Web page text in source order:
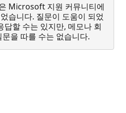
Microsoft 지원 커뮤니티에
습니다. 질문이 도움이 되었
답할 수는 있지만, 메모나 회
을 따를 수는 없습니다.